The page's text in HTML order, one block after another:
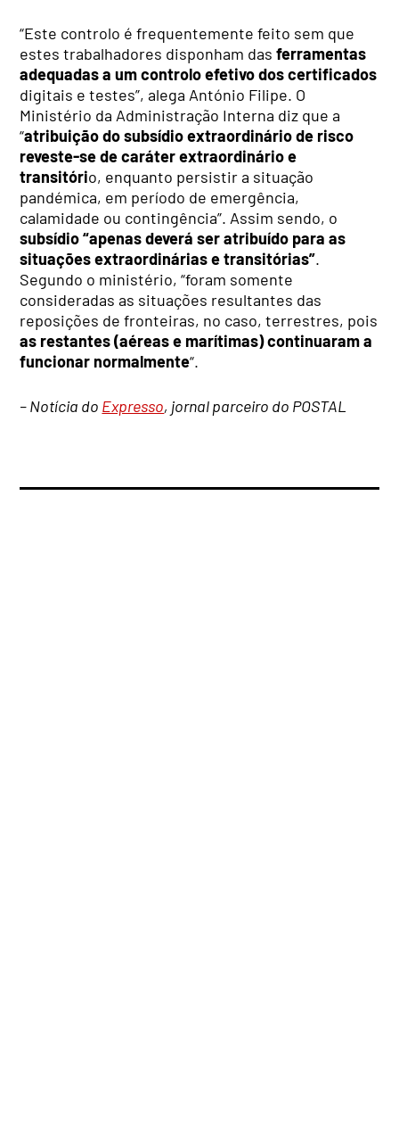
“Este controlo é frequentemente feito sem que
estes trabalhadores disponham dasferramentas
adequadas a um controlo efetivo dos certificados
digitais e testes”, alega António Filipe. O
Ministério da Administração Interna diz que a
“atribuição do subsídio extraordinário de risco
reveste-se de caráter extraordinário e
transitório, enquanto persistir a situação
pandémica, em período de emergência,
calamidade ou contingência”. Assim sendo, o
subsídio “apenas deverá ser atribuído para as
situações extraordinárias e transitórias”.
Segundo o ministério, “foram somente
consideradas as situações resultantes das
reposições de fronteiras, no caso, terrestres, pois
as restantes (aéreas e marítimas) continuaram a
funcionar normalmente“.
– Notícia do Expresso, jornal parceiro do POSTAL